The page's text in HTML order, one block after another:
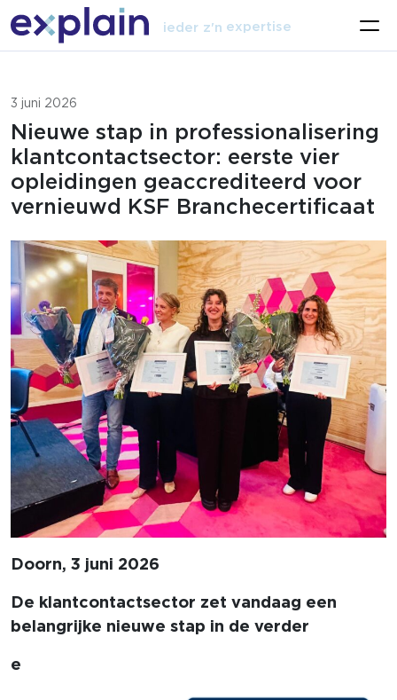
ieder z'n expertise
3 juni 2026
Nieuwe stap in professionalisering
klantcontactsector: eerste vier
opleidingen geaccrediteerd voor
vernieuwd KSF Branchecertificaat
Doorn, 3 juni 2026
De klantcontactsector zet vandaag een
belangrijke nieuwe stap in de verder
e